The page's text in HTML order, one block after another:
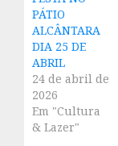
PÁTIO
ALCÂNTARA
DIA 25 DE
ABRIL
24 de abril de
2026
Em "Cultura
& Lazer"